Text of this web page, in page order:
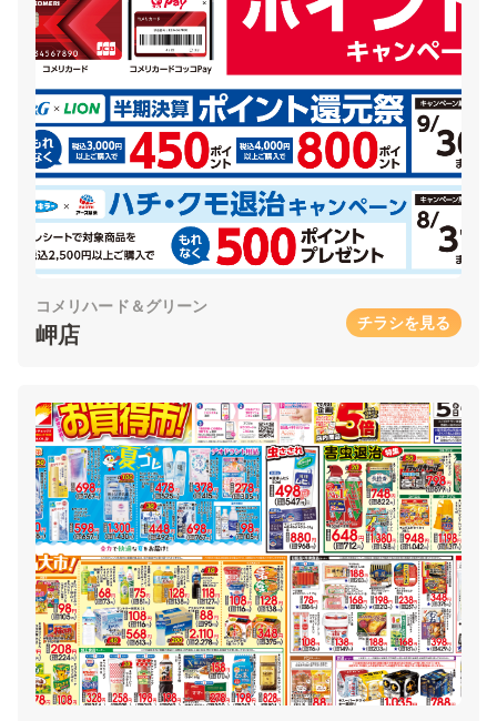
コメリハード＆グリーン
岬店 チラシを見る